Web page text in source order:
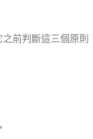
前判斷這三個原